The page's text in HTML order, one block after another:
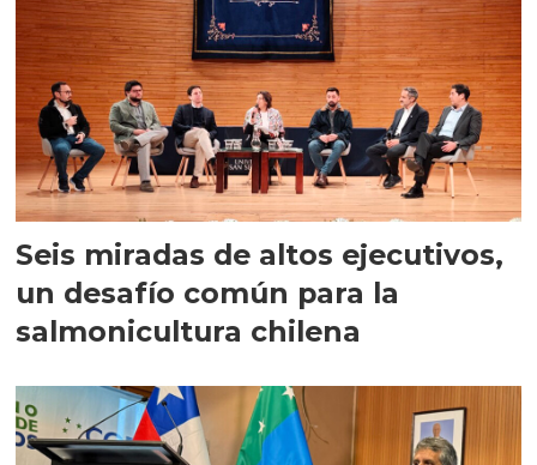
Seis miradas de altos ejecutivos,
un desafío común para la
salmonicultura chilena